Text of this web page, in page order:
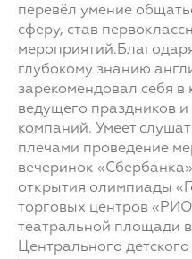
перевёл умение
сферу, став
глубокому знанию
зарекомендовал себя в
ведущего праздников
компаний. Умеет
плечами проведение
вечеринок
открытия олимпиады
торговых центров
театральной площади
Центрального